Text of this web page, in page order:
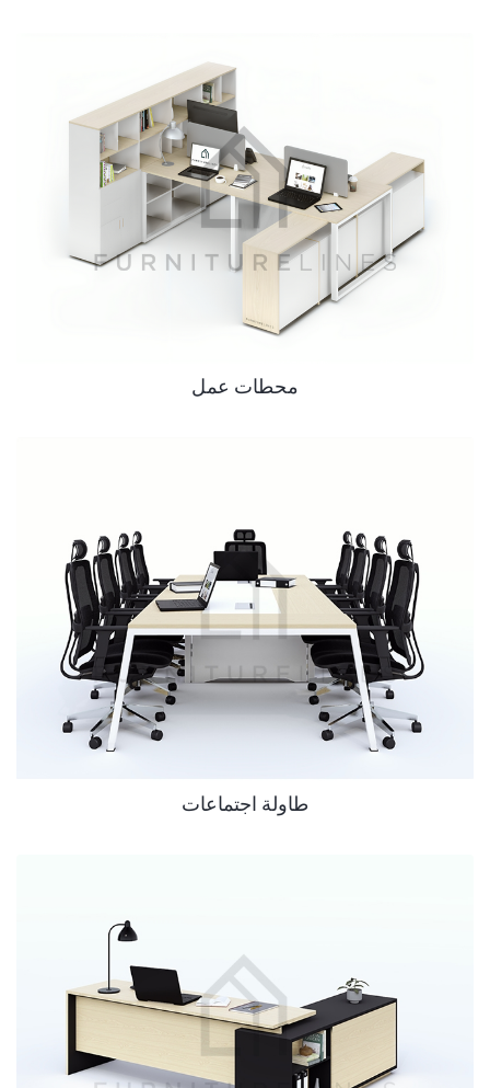
محطات عمل
طاولة اجتماعات